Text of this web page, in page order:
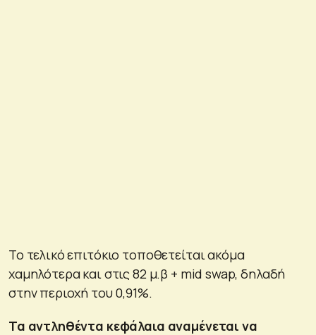
Το τελικό επιτόκιο τοποθετείται ακόμα
χαμηλότερα και στις 82 μ.β + mid swap, δηλαδή
στην περιοχή του 0,91%.
Τα αντληθέντα κεφάλαια αναμένεται να